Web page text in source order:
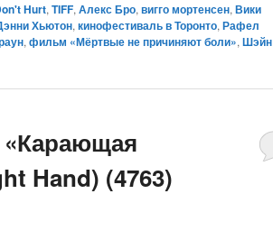
Hurt,TIFF,Алекс Бро,вигго мортенсен,Вики
Хьютон,кинофестиваль в Торонто,Рафел
,фильм «Мёртвые не причиняют боли»,Шэйн
Hand) (4763)